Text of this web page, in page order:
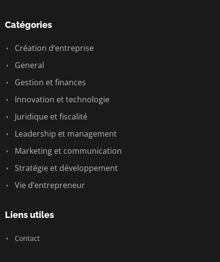
Catégories
Création d’entreprise
General
Gestion et finances
Innovation et technologie
Juridique et fiscalité
Leadership et management
Marketing et communication
Stratégie et développement
Vie d’entrepreneur
Liens utiles
Contact